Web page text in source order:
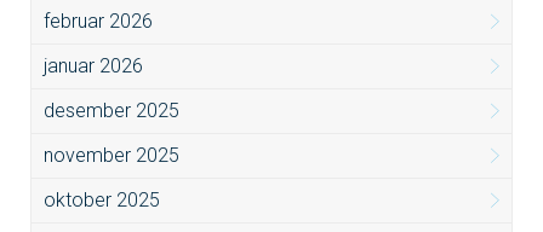
februar 2026
januar 2026
desember 2025
november 2025
oktober 2025